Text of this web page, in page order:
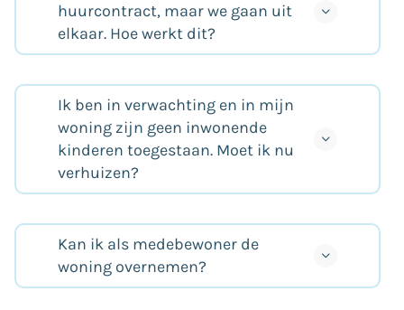
huurcontract, maar we gaan uit
elkaar. Hoe werkt dit?
Ik ben in verwachting en in mijn
woning zijn geen inwonende
kinderen toegestaan. Moet ik nu
verhuizen?
Kan ik als medebewoner de
woning overnemen?